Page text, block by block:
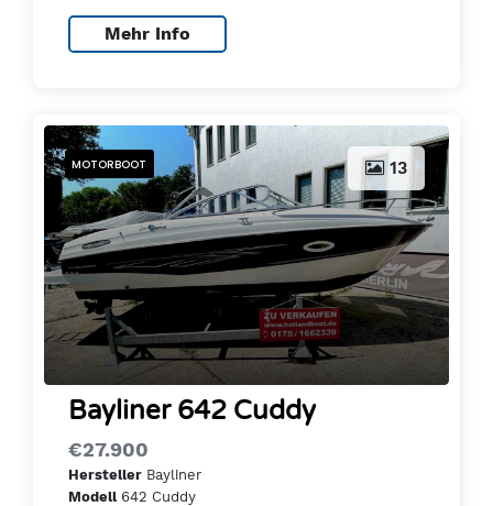
Mehr Info
13
MOTORBOOT
Bayliner 642 Cuddy
€27.900
Hersteller Bayliner
Modell642 Cuddy